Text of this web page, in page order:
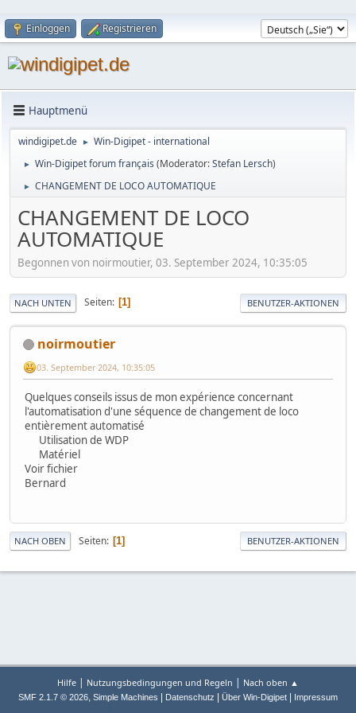
Einloggen Registrieren
Hauptmenü
windigipet.de ► Win-Digipet - international
► Win-Digipet forum français (Moderator:Stefan Lersch)
► CHANGEMENT DE LOCO AUTOMATIQUE
CHANGEMENT DE LOCO
AUTOMATIQUE
Begonnen von noirmoutier, 03. September 2024, 10:35:05
NACH UNTEN Seiten 1 BENUTZER-AKTIONEN
noirmoutier
03. September 2024, 10:35:05
Quelques conseils issus de mon expérience concernant
l'automatisation d'une séquence de changement de loco
entièrement automatisé
Utilisation de WDP
Matériel
Voir fichier
Bernard
NACH OBEN Seiten 1 BENUTZER-AKTIONEN
Hilfe | Nutzungsbedingungen und Regeln | Nach oben ▲
SMF 2.1.7 © 2026, Simple Machines Datenschutz Über Win-Digipet Impressum